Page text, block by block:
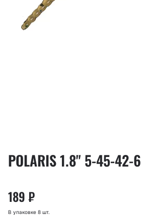
POLARIS 1.8" 5-45-42-6
189₽
В упаковке 8 шт.